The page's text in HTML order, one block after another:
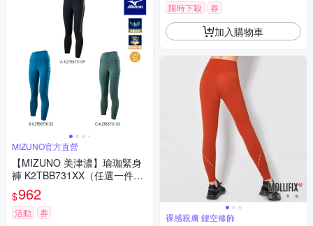
MIZUNO官方直營
【MIZUNO 美津濃】瑜珈緊身
褲 K2TBB731XX（任選一件）
(瑜珈褲)
$962
活動 券
限時下殺 券
加入購物車
裸感親膚 鏤空修飾